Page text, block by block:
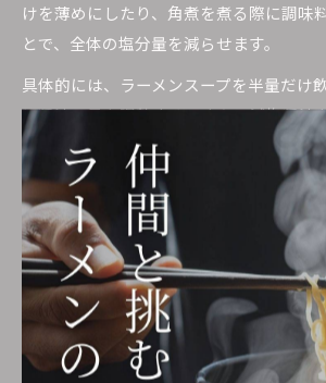
けを薄めにしたり、角煮を煮る際に調味
とで、全体の塩分量を減らせます。
具体的には、ラーメンスープを半量だけ
に醤油の量を調整する、または減塩醤油
ります。野菜やきのこを加えて旨味を補
くするのもおすすめです。
注意点として、塩分を控えすぎると味気
とがあります。香味野菜や香辛料を活用
し、満足感を高めましょう。失敗例では
飽きた」という声もありますが、成功例
で満足感が続いた」という実践例も多く